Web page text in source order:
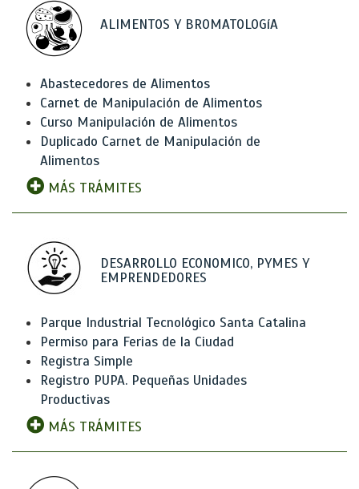
ALIMENTOS Y BROMATOLOGíA
Abastecedores de Alimentos
Carnet de Manipulación de Alimentos
Curso Manipulación de Alimentos
Duplicado Carnet de Manipulación de
Alimentos
MÁS TRÁMITES
DESARROLLO ECONOMICO, PYMES Y
EMPRENDEDORES
Parque Industrial Tecnológico Santa Catalina
Permiso para Ferias de la Ciudad
Registra Simple
Registro PUPA. Pequeñas Unidades
Productivas
MÁS TRÁMITES